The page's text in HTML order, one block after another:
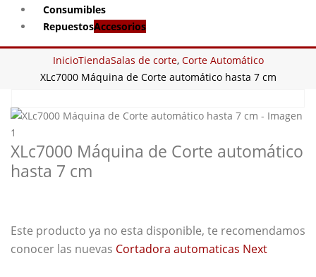
Consumibles
RepuestosAccesorios
InicioTiendaSalas de corte, Corte Automático
XLc7000 Máquina de Corte automático hasta 7 cm
XLc7000 Máquina de Corte automático
hasta 7 cm
Este producto ya no esta disponible, te recomendamos
conocer las nuevas Cortadora automaticas Next